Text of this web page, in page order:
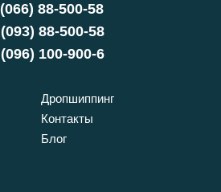
(066) 88-500-58
(093) 88-500-58
(096) 100-900-6
Дропшиппинг
Контакты
Блог